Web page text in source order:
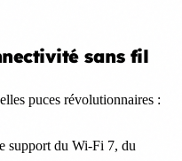
sans fil
puces révolutionnaires :
support du Wi-Fi 7, du